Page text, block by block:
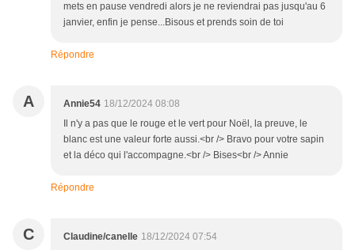
mets en pause vendredi alors je ne reviendrai pas jusqu'au 6
janvier, enfin je pense...Bisous et prends soin de toi
Répondre
A Annie54 18/12/2024 08:08
Il n'y a pas que le rouge et le vert pour Noël, la preuve, le
blanc est une valeur forte aussi.<br /> Bravo pour votre sapin
et la déco qui l'accompagne.<br /> Bises<br /> Annie
Répondre
C Claudine/canelle 18/12/2024 07:54